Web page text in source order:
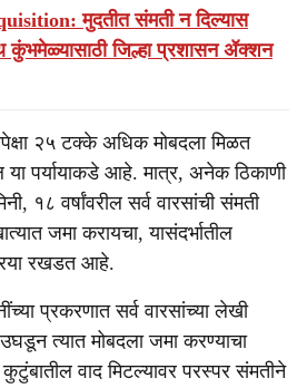
मुदतीत संमती न दिल्यास
जिल्हा प्रशासन ॲक्शन
२५ टक्के अधिक मोबदला मिळत
पर्यायाकडे आहे. मात्र, अनेक ठिकाणी
१८ वर्षांवरील सर्व वारसांची संमती
जमा करायचा, यासंदर्भातील
रखडत आहे.
प्रकरणात सर्व वारसांच्या लेखी
त्यात मोबदला जमा करण्याचा
वाद मिटल्यावर परस्पर संमतीने